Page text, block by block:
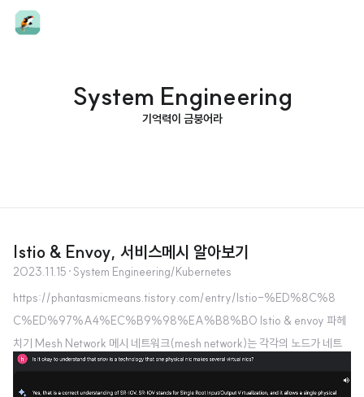
System Engineering
기억력이 금붕어라
Istio & Envoy, 서비스메시 알아보기
2023.11.15 ·System Engineering/Kubernetes
https://phantasmicmeans.tistory.com/entry/Istio-%ED%8C%8
C%ED%97%A4%EC%B9%98%EA%B8%B0 Istio & envoy 파헤
치기 Mesh Network 메시 네트워크(mesh network)는 각각의 노드가 네트
워크에 대해 데이터를 릴레하는 네트워크 토폴로지이다. 모든 메시 노드들은 네
트워크 내의 데이터 분산에 협업한다. 출처 - wikipedia Serv phantasmicm